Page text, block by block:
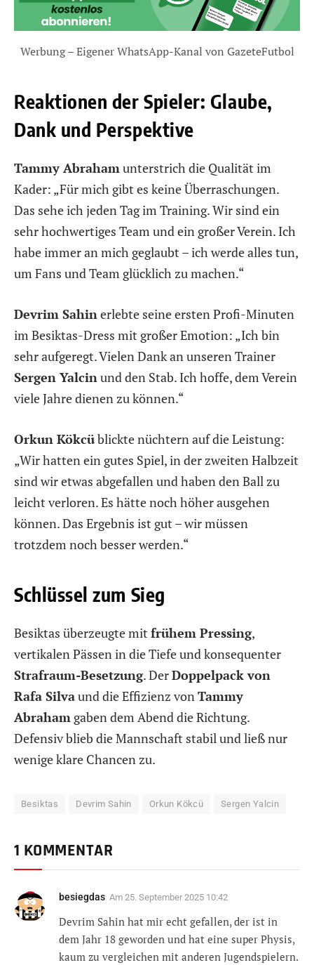
Werbung – Eigener WhatsApp-Kanal von GazeteFutbol
Reaktionen der Spieler: Glaube,
Dank und Perspektive
Tammy Abrahamunterstrich die Qualität im
Kader: „Für mich gibt es keine Überraschungen.
Das sehe ich jeden Tag im Training. Wir sind ein
sehr hochwertiges Team und ein großer Verein. Ich
habe immer an mich geglaubt – ich werde alles tun,
um Fans und Team glücklich zu machen.“
Devrim Sahin erlebte seine ersten Profi-Minuten
im Besiktas-Dress mit großer Emotion: „Ich bin
sehr aufgeregt. Vielen Dank an unseren Trainer
Sergen Yalcin und den Stab. Ich hoffe, dem Verein
viele Jahre dienen zu können.“
Orkun Kökcüblickte nüchtern auf die Leistung:
„Wir hatten ein gutes Spiel, in der zweiten Halbzeit
sind wir etwas abgefallen und haben den Ball zu
leicht verloren. Es hätte noch höher ausgehen
können. Das Ergebnis ist gut – wir müssen
trotzdem noch besser werden.“
Schlüssel zum Sieg
Besiktas überzeugte mit frühem Pressing,
vertikalen Pässen in die Tiefe und konsequenter
Strafraum-Besetzung. DerDoppelpack von
Rafa Silvaund die Effizienz vonTammy
Abraham gaben dem Abend die Richtung.
Defensiv blieb die Mannschaft stabil und ließ nur
wenige klare Chancen zu.
Besiktas Devrim Sahin Orkun Kökcü Sergen Yalcin
1 KOMMENTAR
besiegdas Am 25. September 2025 10:42
Devrim Sahin hat mir echt gefallen, der ist in
dem Jahr 18 geworden und hat eine super Physis,
kaum zu vergleichen mit anderen Jugendspielern.